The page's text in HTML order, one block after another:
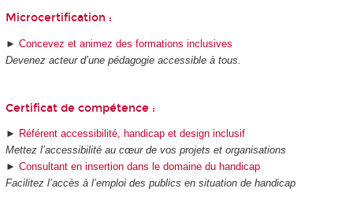
Microcertification :
► Concevez et animez des formations inclusives
Devenez acteur d’une pédagogie accessible à tous.
Certificat de compétence :
► Référent accessibilité, handicap et design inclusif
Mettez l’accessibilité au cœur de vos projets et organisations
► Consultant en insertion dans le domaine du handicap
Facilitez l’accès à l’emploi des publics en situation de handicap